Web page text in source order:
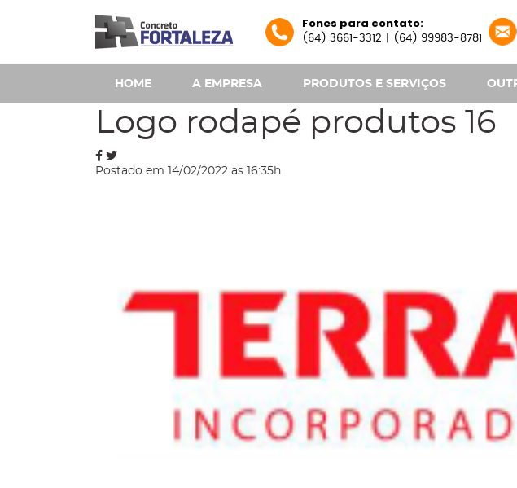
Fones para contato:
(64) 3661-3312 (64) 99983-8781
HOME A EMPRESA PRODUTOS E SERVIÇOS
Blog
Logo rodapé produtos 16
Postado em 14/02/2022 as 16:35h